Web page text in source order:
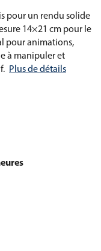
pour un rendu solide
14×21 cm pour le
pour animations,
à manipuler et
Plus de détails